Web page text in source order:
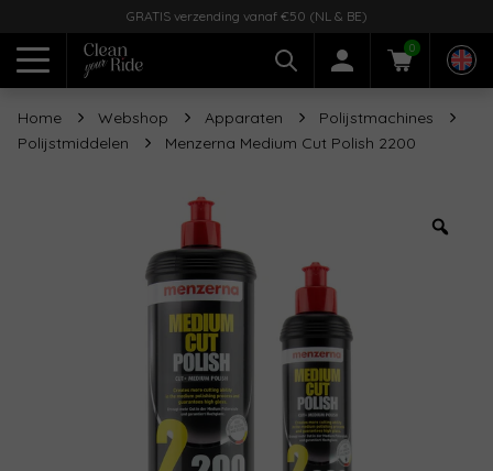
GRATIS verzending vanaf €50 (NL & BE)
0
Home Webshop Apparaten
Polijstmachines
Polijstmiddelen
Menzerna Medium Cut Polish 2200